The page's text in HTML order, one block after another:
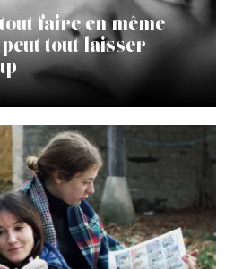
faire en même
tout laisser